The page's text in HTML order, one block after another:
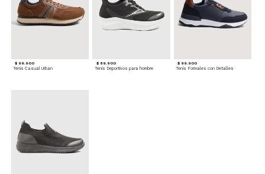
$ 99.900
Tenis Casual Urban
$ 89.900
Tenis Deportivos para hombre
$ 99.900
Tenis Formales con Detalles